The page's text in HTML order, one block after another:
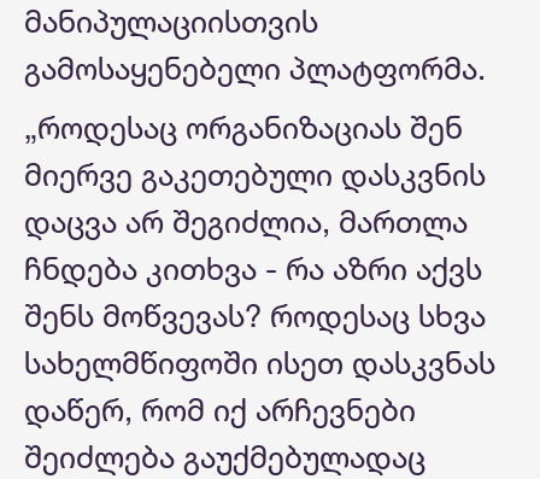
მანიპულაციისთვის
გამოსაყენებელი პლატფორმა.
„როდესაც ორგანიზაციას შენ
მიერვე გაკეთებული დასკვნის
დაცვა არ შეგიძლია, მართლა
ჩნდება კითხვა - რა აზრი აქვს
შენს მოწვევას? როდესაც სხვა
სახელმწიფოში ისეთ დასკვნას
დაწერ, რომ იქ არჩევნები
შეიძლება გაუქმებულადაც